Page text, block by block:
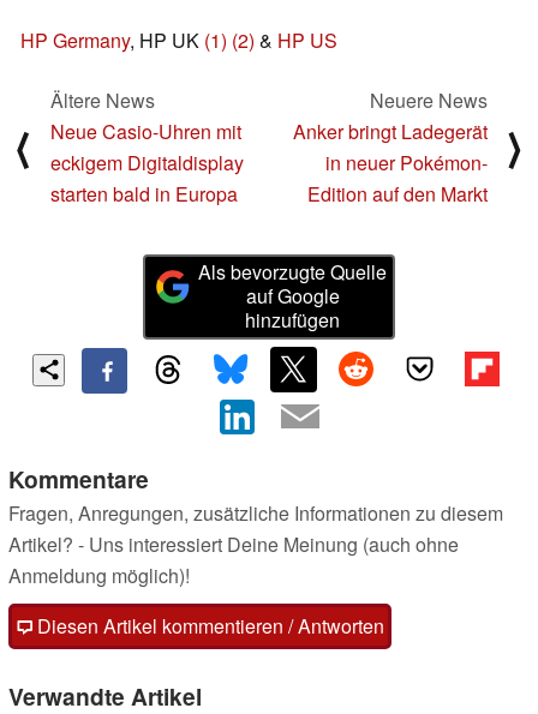
HP Germany, HP UK (1) (2) & HP US
⟨
Ältere News
Neue Casio-Uhren mit
eckigem Digitaldisplay
starten bald in Europa
Neuere News
Anker bringt Ladegerät
in neuer Pokémon-
Edition auf den Markt
⟩
Als bevorzugte Quelle
auf Google
hinzufügen
Kommentare
Fragen, Anregungen, zusätzliche Informationen zu diesem
Artikel? - Uns interessiert Deine Meinung (auch ohne
Anmeldung möglich)!
Diesen Artikel kommentieren / Antworten
Verwandte Artikel